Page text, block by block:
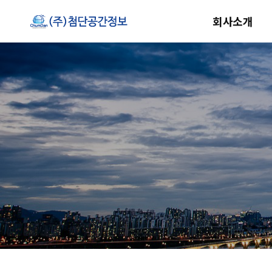
회사소개
CEO
조직구성
회사연혁
면허현황
찾아오시는 길